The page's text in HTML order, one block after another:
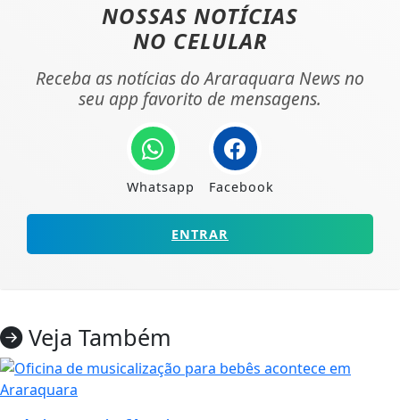
NOSSAS NOTÍCIAS
NO CELULAR
Receba as notícias do Araraquara News no
seu app favorito de mensagens.
Whatsapp Facebook
ENTRAR
Veja Também